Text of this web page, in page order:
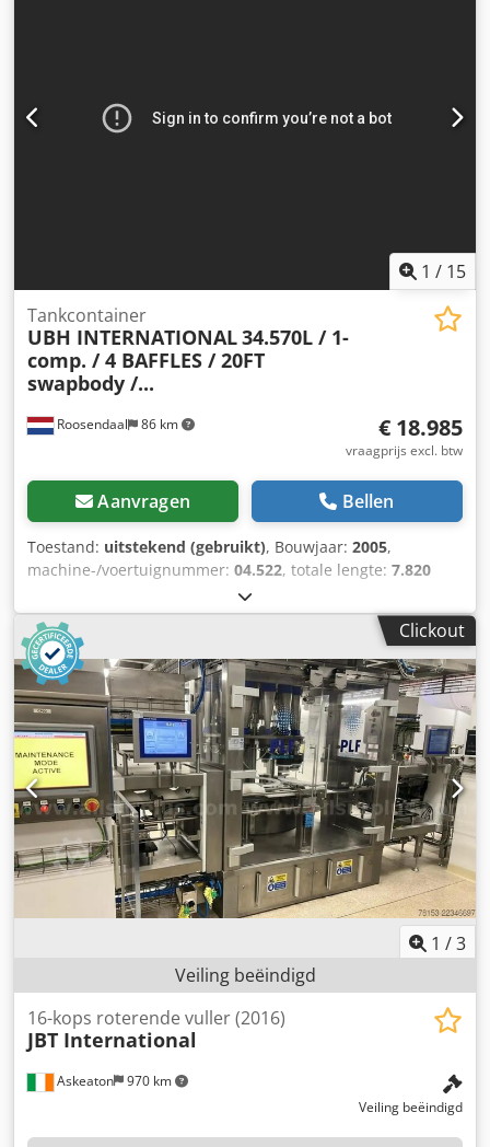
Meeneemafstand 500 mm Bandsnelheid 3 m/min
Verrijdbaar op zwenkbare remwielen Drie-delige
1 / 15
Roosendaal 86 km
Tankcontainer
UBH INTERNATIONAL34.570L / 1-
comp. / 4 BAFFLES / 20FT
swapbody /...
€ 18.985
vraagprijs excl. btw
Aanvragen Bellen
Toestand: uitstekend (gebruikt), Bouwjaar: 2005,
machine-/voertuignummer: 04.522, totale lengte: 7.820
2.550 mm
2005 UBH INTERNATIONAL 20FT SWAP BODY tankcontainer
34.570L / 1 compartiment / 4 schotten, 5 deksels UN
PORTABLE T11 EMKD stoomverwarming bodemlossing
17441 1.4401 geldig 5-jarig + CSC keuring tot 04-2028 =
Verdere informatie = Algemene informatie Bouwjaar: juli
2005 Modeljaar: 2005 Geschikt materiaal: Chemicaliën
Gewichten Leeggewicht: 4.475 kg Laadvermogen: 31.525 kg
GVW: 36.000 kg Functioneel Dwedpfxszdkyas Acija Inhoud
laadruimte: 25.000 l Opbouw merk: CIMC 2016, 20FT,
25.000L, L4BN, UN Portable, T11, stoomverwarming,
bodemlossing, 5Y: 10/2022 Aantal compartimenten: 1 Staat
Technische staat: zeer goed Optische staat: goed Verdere
informatie Neem contact op met Arne Honingh voor meer
informatie.
Clickout
1 /3
Veiling beëindigd
Askeaton 970 km
16-kops roterende vuller (2016)
JBT International
Veiling beëindigd